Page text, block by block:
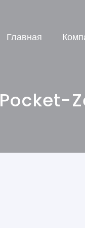
Главная
Pocket-